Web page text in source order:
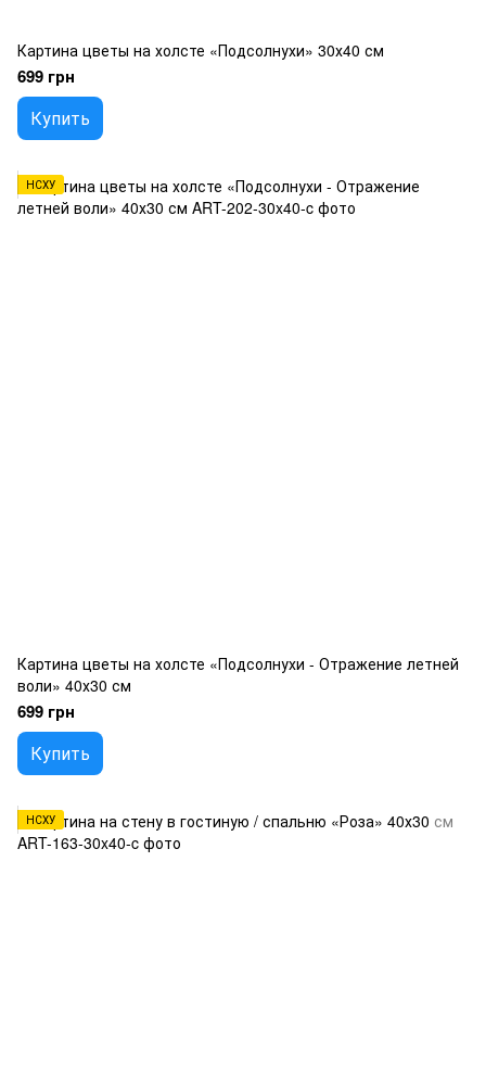
Картина цветы на холсте «Подсолнухи» 30х40 см
699 грн
Купить
НСХУ
Картина цветы на холсте «Подсолнухи - Отражение летней
воли» 40х30 см
699 грн
Купить
НСХУ